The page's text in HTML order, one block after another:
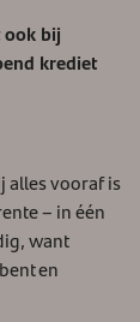
ook bij
krediet
alles vooraf is
– in één
want
en